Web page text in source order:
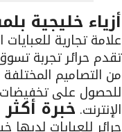
أزياء خليجية
علامة تجارية
تقدم حرائر تجربة
من التصاميم
للحصول على تخفيضات
الإنترنت. خبرة أكثر من 25 عام في عالم